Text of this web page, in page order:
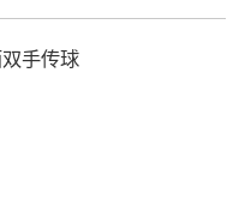
手传球